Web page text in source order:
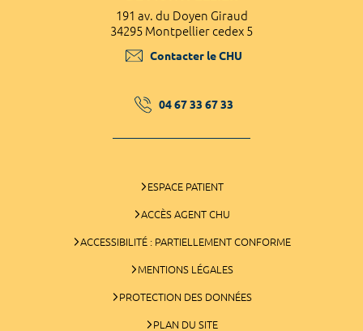
191 av. du Doyen Giraud
34295 Montpellier cedex 5
Contacter le CHU
04 67 33 67 33
ESPACE PATIENT
ACCÈS AGENT CHU
ACCESSIBILITÉ : PARTIELLEMENT CONFORME
MENTIONS LÉGALES
PROTECTION DES DONNÉES
PLAN DU SITE